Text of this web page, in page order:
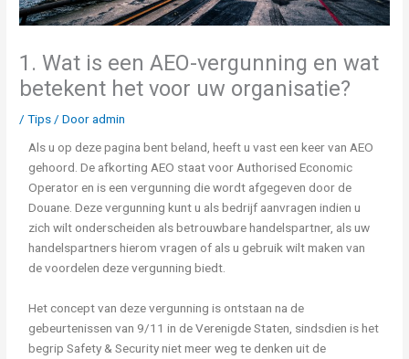
1. Wat is een AEO-vergunning en wat
betekent het voor uw organisatie?
/Tips / Dooradmin
Als u op deze pagina bent beland, heeft u vast een keer van AEO
gehoord. De afkorting AEO staat voor Authorised Economic
Operator en is een vergunning die wordt afgegeven door de
Douane. Deze vergunning kunt u als bedrijf aanvragen indien u
zich wilt onderscheiden als betrouwbare handelspartner, als uw
handelspartners hierom vragen of als u gebruik wilt maken van
de voordelen deze vergunning biedt.
Het concept van deze vergunning is ontstaan na de
gebeurtenissen van 9/11 in de Verenigde Staten, sindsdien is het
begrip Safety & Security niet meer weg te denken uit de